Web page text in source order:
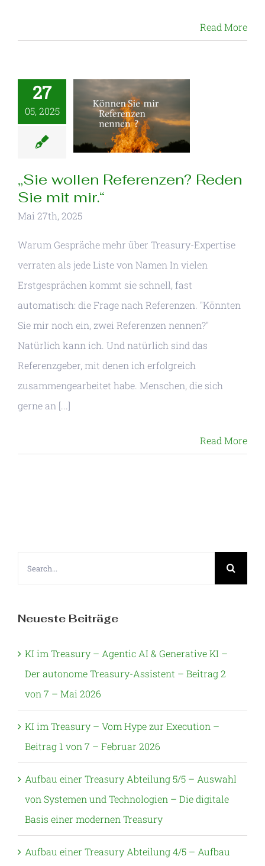
Read More
27
05, 2025
„Sie wollen Referenzen? Reden
Sie mit mir.“
Mai 27th, 2025
Warum Gespräche mehr über Treasury-Expertise
verraten als jede Liste von Namen In vielen
Erstgesprächen kommt sie schnell, fast
automatisch: die Frage nach Referenzen. "Könnten
Sie mir noch ein, zwei Referenzen nennen?"
Natürlich kann ich. Und natürlich sind das
Referenzgeber, mit denen ich erfolgreich
zusammengearbeitet habe. Menschen, die sich
gerne an [...]
Read More
Neueste Beiträge
KI im Treasury – Agentic AI & Generative KI –
Der autonome Treasury-Assistent – Beitrag 2
von 7 – Mai 2026
KI im Treasury – Vom Hype zur Execution –
Beitrag 1 von 7 – Februar 2026
Aufbau einer Treasury Abteilung 5/5 – Auswahl
von Systemen und Technologien – Die digitale
Basis einer modernen Treasury
Aufbau einer Treasury Abteilung 4/5 – Aufbau